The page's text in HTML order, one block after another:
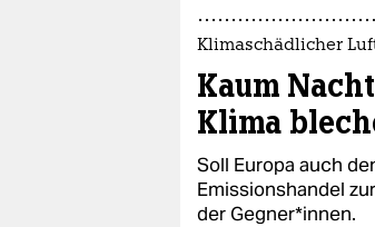
Klimaschädlicher
Kaum
Klima
Soll Europa auch
Emissionshandel
der Gegner*innen.